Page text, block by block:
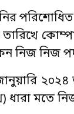
পরিশোধিত
নিজ নিজ
২০২৪
ধারা মতে